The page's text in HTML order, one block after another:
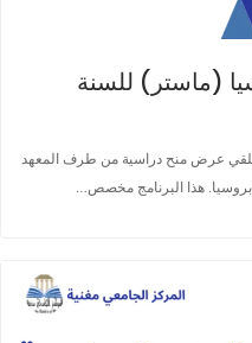
(ماستر) للسنة
تلقي عرض منح دراسية من طرف المعهد